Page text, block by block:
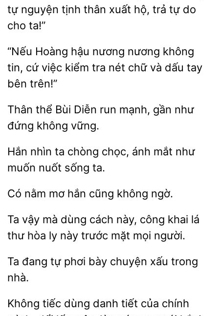
tự nguyện tịnh thân xuất hộ, trả tự do
cho ta!”
Hoàng hậu
không
tin, cứ việc kiểm tra nét chữ và dấu tay
bên trên!”
Thân thể
Diễn run mạnh, gần như
không
Hắn ta chòng chọc,
mắt như
muốn nuốt
ta.
Có hắn không ngờ.
Ta vậy mà dùng này,
khai lá
thư hòa ly này trước mặt
người.
Ta đang tự phơi bày xấu
Không tiếc dùng
tiết của chính